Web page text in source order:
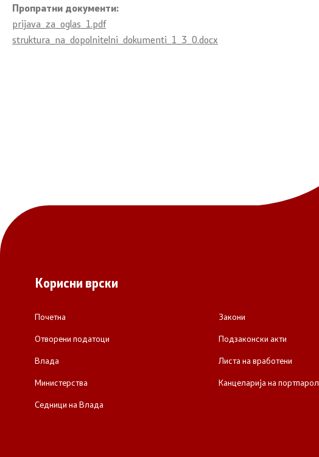
Пропратни документи:
prijava_za_oglas_1.pdf
struktura_na_dopolnitelni_dokumenti_1_3_0.docx
Корисни врски
Почетна
Отворени податоци
Влада
Министерства
Седници на Влада
Закони
Подзаконски акти
Листа на вработени
Канцеларија на портпарол